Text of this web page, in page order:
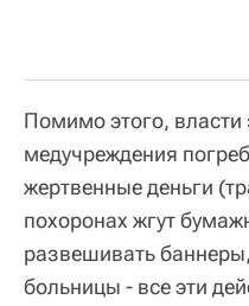
Помимо этого,
медучреждения
жертвенные деньги
похоронах жгут
развешивать
больницы - все эти